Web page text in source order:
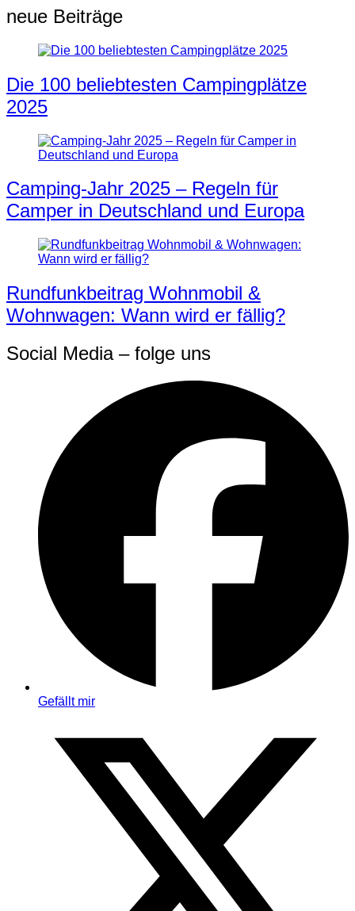
neue Beiträge
Die 100 beliebtesten Campingplätze
2025
Camping-Jahr 2025 – Regeln für
Camper in Deutschland und Europa
Rundfunkbeitrag Wohnmobil &
Wohnwagen: Wann wird er fällig?
Social Media – folge uns
Gefällt mir